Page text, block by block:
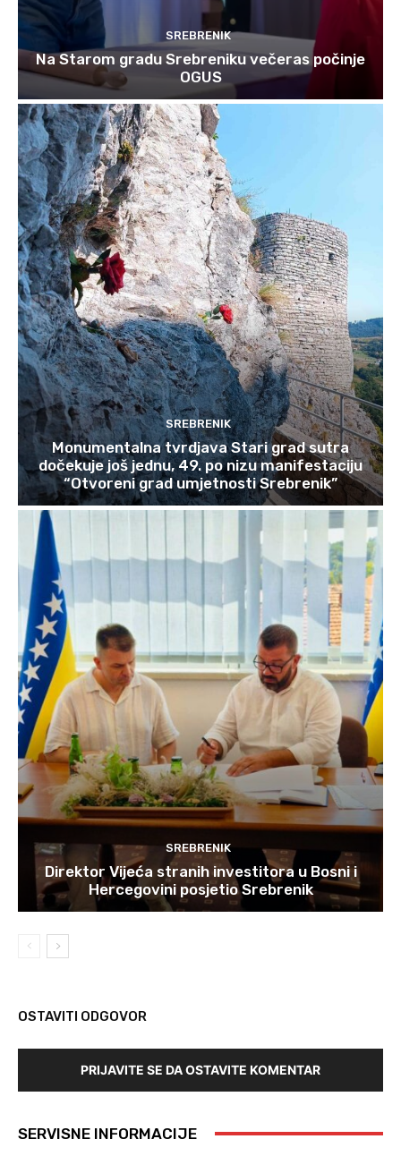
SREBRENIK
Na Starom gradu Srebreniku večeras počinje
OGUS
SREBRENIK
Monumentalna tvrdjava Stari grad sutra
dočekuje još jednu, 49. po nizu manifestaciju
“Otvoreni grad umjetnosti Srebrenik”
SREBRENIK
Direktor Vijeća stranih investitora u Bosni i
Hercegovini posjetio Srebrenik
OSTAVITI ODGOVOR
PRIJAVITE SE DA OSTAVITE KOMENTAR
SERVISNE INFORMACIJE